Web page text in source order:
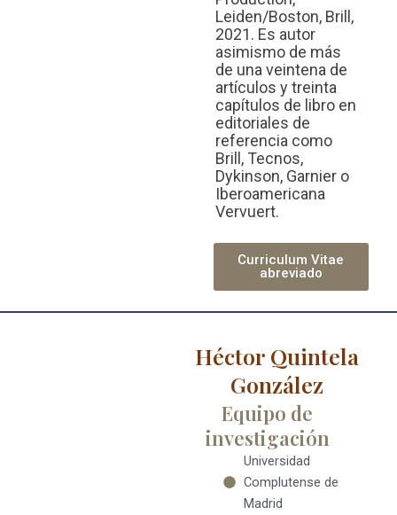
Leiden/Boston, Brill,
2021. Es autor
asimismo de más
de una veintena de
artículos y treinta
capítulos de libro en
editoriales de
referencia como
Brill, Tecnos,
Dykinson, Garnier o
Iberoamericana
Vervuert.
Curriculum Vitae
abreviado
Héctor Quintela
González
Equipo de
investigación
Universidad
Complutense de
Madrid